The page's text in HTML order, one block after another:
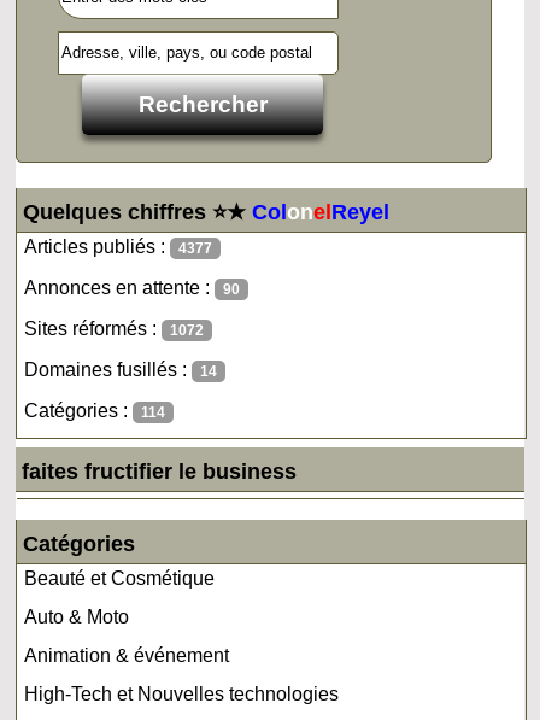
Quelques chiffres ⭐★ColonelReyel
Articles publiés : 4377
Annonces en attente : 90
Sites réformés : 1072
Domaines fusillés : 14
Catégories : 114
faites fructifier le business
Catégories
Beauté et Cosmétique
Auto & Moto
Animation & événement
High-Tech et Nouvelles technologies